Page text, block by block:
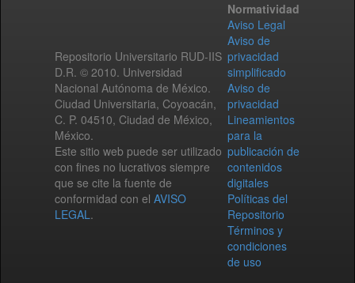
Repositorio Universitario RUD-IIS
D.R. © 2010. Universidad
Nacional Autónoma de México.
Ciudad Universitaria, Coyoacán,
C. P. 04510, Ciudad de México,
México.
Este sitio web puede ser utilizado
con fines no lucrativos siempre
que se cite la fuente de
conformidad con el AVISO
LEGAL.
Normatividad
Aviso Legal
Aviso de
privacidad
simplificado
Aviso de
privacidad
Lineamientos
para la
publicación de
contenidos
digitales
Políticas del
Repositorio
Términos y
condiciones
de uso